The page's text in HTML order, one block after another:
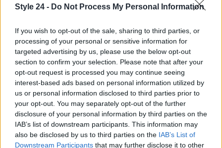
Style 24 - Do Not Process My Personal Information
If you wish to opt-out of the sale, sharing to third parties, or
processing of your personal or sensitive information for
targeted advertising by us, please use the below opt-out
section to confirm your selection. Please note that after your
opt-out request is processed you may continue seeing
interest-based ads based on personal information utilized by
us or personal information disclosed to third parties prior to
your opt-out. You may separately opt-out of the further
disclosure of your personal information by third parties on the
IAB’s list of downstream participants. This information may
also be disclosed by us to third parties on the IAB’s List of
Downstream Participants that may further disclose it to other
Mostre a Parigi estate 2026: cosa vedere nei musei e
spazi espositivi
Beatrice Bonaventura · 9 Ago 2026